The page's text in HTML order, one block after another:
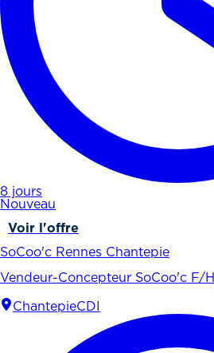
8 jours
Nouveau
Voir l'offre
SoCoo'c Rennes Chantepie
Vendeur-Concepteur SoCoo'c F/H
ChantepieCDI